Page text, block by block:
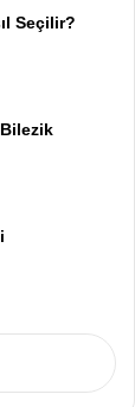
Seçilir?